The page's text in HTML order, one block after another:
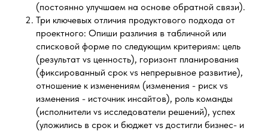
(постоянно улучшаем на основе обратной связи).
Три ключевых отличия продуктового подхода от
проектного: Опиши различия в табличной или
списковой форме по следующим критериям: цель
(результат vs ценность), горизонт планирования
(фиксированный срок vs непрерывное развитие),
отношение к изменениям (изменения - риск vs
изменения - источник инсайтов), роль команды
(исполнители vs исследователи решений), успех
(уложились в срок и бюджет vs достигли бизнес- и